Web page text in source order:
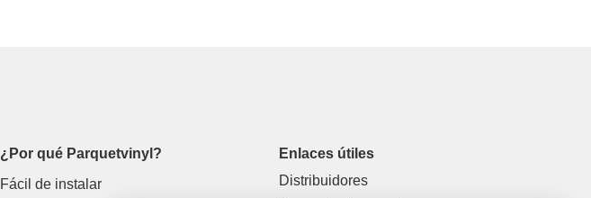
¿Por qué Parquetvinyl?
Fácil de instalar
Enlaces útiles
Distribuidores